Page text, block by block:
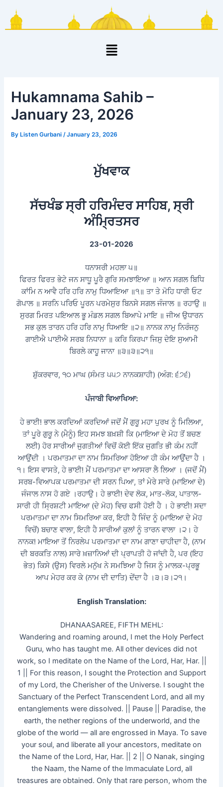
content
Menu
Hukamnama Sahib –
January 23, 2026
By Listen Gurbani/January 23, 2026
ਮੁੱਖਵਾਕ
ਸੱਚਖੰਡ ਸ੍ਰੀ ਹਰਿਮੰਦਰ ਸਾਹਿਬ, ਸ੍ਰੀ
ਅੰਮ੍ਰਿਤਸਰ
23-01-2026
ਧਨਾਸਰੀ ਮਹਲਾ ੫॥
ਫਿਰਤ ਫਿਰਤ ਭੇਟੇ ਜਨ ਸਾਧੂ ਪੂਰੈ ਗੁਰਿ ਸਮਝਾਇਆ ॥ ਆਨ ਸਗਲ ਬਿਧਿ
ਕਾਂਮਿ ਨ ਆਵੈ ਹਰਿ ਹਰਿ ਨਾਮੁ ਧਿਆਇਆ ॥੧॥ ਤਾ ਤੇ ਮੋਹਿ ਧਾਰੀ ਓਟ
ਗੋਪਾਲ ॥ ਸਰਨਿ ਪਰਿਓ ਪੂਰਨ ਪਰਮੇਸੁਰ ਬਿਨਸੇ ਸਗਲ ਜੰਜਾਲ ॥ ਰਹਾਉ ॥
ਸੁਰਗ ਮਿਰਤ ਪਇਆਲ ਭੂ ਮੰਡਲ ਸਗਲ ਬਿਆਪੇ ਮਾਇ ॥ ਜੀਅ ਉਧਾਰਨ
ਸਭ ਕੁਲ ਤਾਰਨ ਹਰਿ ਹਰਿ ਨਾਮੁ ਧਿਆਇ ॥੨॥ ਨਾਨਕ ਨਾਮੁ ਨਿਰੰਜਨੁ
ਗਾਈਐ ਪਾਈਐ ਸਰਬ ਨਿਧਾਨਾ ॥ ਕਰਿ ਕਿਰਪਾ ਜਿਸੁ ਦੇਇ ਸੁਆਮੀ
ਬਿਰਲੇ ਕਾਹੂ ਜਾਨਾ ॥੩॥੩॥੨੧॥
ਸ਼ੁੱਕਰਵਾਰ, ੧੦ ਮਾਘ (ਸੰਮਤ ੫੫੭ ਨਾਨਕਸ਼ਾਹੀ) (ਅੰਗ: ੬੭੬)
ਪੰਜਾਬੀ ਵਿਆਖਿਆ:
ਹੇ ਭਾਈ! ਭਾਲ ਕਰਦਿਆਂ ਕਰਦਿਆਂ ਜਦੋਂ ਮੈਂ ਗੁਰੂ ਮਹਾ ਪੁਰਖ ਨੂੰ ਮਿਲਿਆ,
ਤਾਂ ਪੂਰੇ ਗੁਰੂ ਨੇ (ਮੈਨੂੰ) ਇਹ ਸਮਝ ਬਖ਼ਸ਼ੀ ਕਿ (ਮਾਇਆ ਦੇ ਮੋਹ ਤੋਂ ਬਚਣ
ਲਈ) ਹੋਰ ਸਾਰੀਆਂ ਜੁਗਤੀਆਂ ਵਿਚੋਂ ਕੋਈ ਇੱਕ ਜੁਗਤਿ ਭੀ ਕੰਮ ਨਹੀਂ
ਆਉਂਦੀ । ਪਰਮਾਤਮਾ ਦਾ ਨਾਮ ਸਿਮਰਿਆ ਹੋਇਆ ਹੀ ਕੰਮ ਆਉਂਦਾ ਹੈ ।
੧। ਇਸ ਵਾਸਤੇ, ਹੇ ਭਾਈ! ਮੈਂ ਪਰਮਾਤਮਾ ਦਾ ਆਸਰਾ ਲੈ ਲਿਆ । (ਜਦੋਂ ਮੈਂ)
ਸਰਬ-ਵਿਆਪਕ ਪਰਮਾਤਮਾ ਦੀ ਸਰਨ ਪਿਆ, ਤਾਂ ਮੇਰੇ ਸਾਰੇ (ਮਾਇਆ ਦੇ)
ਜੰਜਾਲ ਨਾਸ ਹੋ ਗਏ ।ਰਹਾਉ। ਹੇ ਭਾਈ! ਦੇਵ ਲੋਕ, ਮਾਤ-ਲੋਕ, ਪਾਤਾਲ-
ਸਾਰੀ ਹੀ ਸ੍ਰਿਸ਼ਟੀ ਮਾਇਆ (ਦੇ ਮੋਹ) ਵਿਚ ਫਸੀ ਹੋਈ ਹੈ । ਹੇ ਭਾਈ! ਸਦਾ
ਪਰਮਾਤਮਾ ਦਾ ਨਾਮ ਸਿਮਰਿਆ ਕਰ, ਇਹੀ ਹੈ ਜਿੰਦ ਨੂੰ (ਮਾਇਆ ਦੇ ਮੋਹ
ਵਿਚੋਂ) ਬਚਾਣ ਵਾਲਾ, ਇਹੀ ਹੈ ਸਾਰੀਆਂ ਕੁਲਾਂ ਨੂੰ ਤਾਰਨ ਵਾਲਾ ।੨। ਹੇ
ਨਾਨਕ! ਮਾਇਆ ਤੋਂ ਨਿਰਲੇਪ ਪਰਮਾਤਮਾ ਦਾ ਨਾਮ ਗਾਣਾ ਚਾਹੀਦਾ ਹੈ, (ਨਾਮ
ਦੀ ਬਰਕਤਿ ਨਾਲ) ਸਾਰੇ ਖ਼ਜ਼ਾਨਿਆਂ ਦੀ ਪ੍ਰਾਪਤੀ ਹੋ ਜਾਂਦੀ ਹੈ, ਪਰ (ਇਹ
ਭੇਤ) ਕਿਸੇ (ਉਸ) ਵਿਰਲੇ ਮਨੁੱਖ ਨੇ ਸਮਝਿਆ ਹੈ ਜਿਸ ਨੂੰ ਮਾਲਕ-ਪ੍ਰਭੂ
ਆਪ ਮੇਹਰ ਕਰ ਕੇ (ਨਾਮ ਦੀ ਦਾਤਿ) ਦੇਂਦਾ ਹੈ ।੩।੩।੨੧।
English Translation:
DHANAASAREE, FIFTH MEHL:
Wandering and roaming around, I met the Holy Perfect
Guru, who has taught me. All other devices did not
work, so I meditate on the Name of the Lord, Har, Har. ||
1 || For this reason, I sought the Protection and Support
of my Lord, the Cherisher of the Universe. I sought the
Sanctuary of the Perfect Transcendent Lord, and all my
entanglements were dissolved. || Pause || Paradise, the
earth, the nether regions of the underworld, and the
globe of the world — all are engrossed in Maya. To save
your soul, and liberate all your ancestors, meditate on
the Name of the Lord, Har, Har. || 2 || O Nanak, singing
the Naam, the Name of the Immaculate Lord, all
treasures are obtained. Only that rare person, whom the
navigation